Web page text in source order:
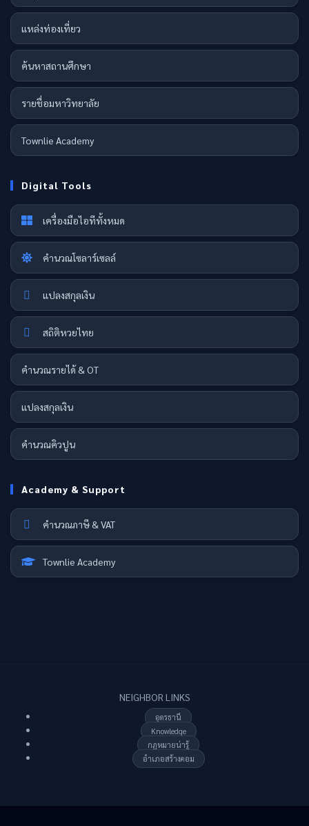
แหล่งท่องเที่ยว
ค้นหาสถานศึกษา
รายชื่อมหาวิทยาลัย
Townlie Academy
Digital Tools
เครื่องมือไอทีทั้งหมด
คำนวณโซลาร์เซลล์
แปลงสกุลเงิน
สถิติหวยไทย
คำนวณรายได้ & OT
แปลงสกุลเงิน
คำนวณคิวปูน
Academy & Support
คำนวณภาษี & VAT
Townlie Academy
NEIGHBOR LINKS
อุดรธานี
Knowledge
กฏหมายน่ารู้
อำเภอสร้างคอม